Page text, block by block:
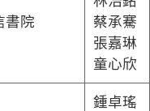
書院
蔡承騫
張嘉琳
童心欣
鍾卓瑤